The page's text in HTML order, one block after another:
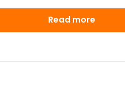
Read more